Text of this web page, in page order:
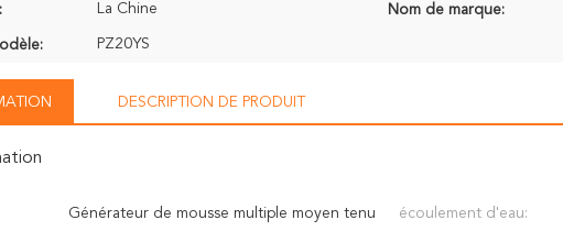
La Chine Nom de marque:
PZ20YS
DESCRIPTION DE PRODUIT
Générateur de mousse multiple moyen tenu écoulement d'eau: